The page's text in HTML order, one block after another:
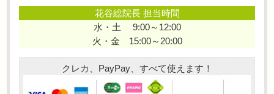
花谷総院長 担当時間
水・土 9:00～12:00
火・金 15:00～20:00
クレカ、PayPay、すべて使えます！